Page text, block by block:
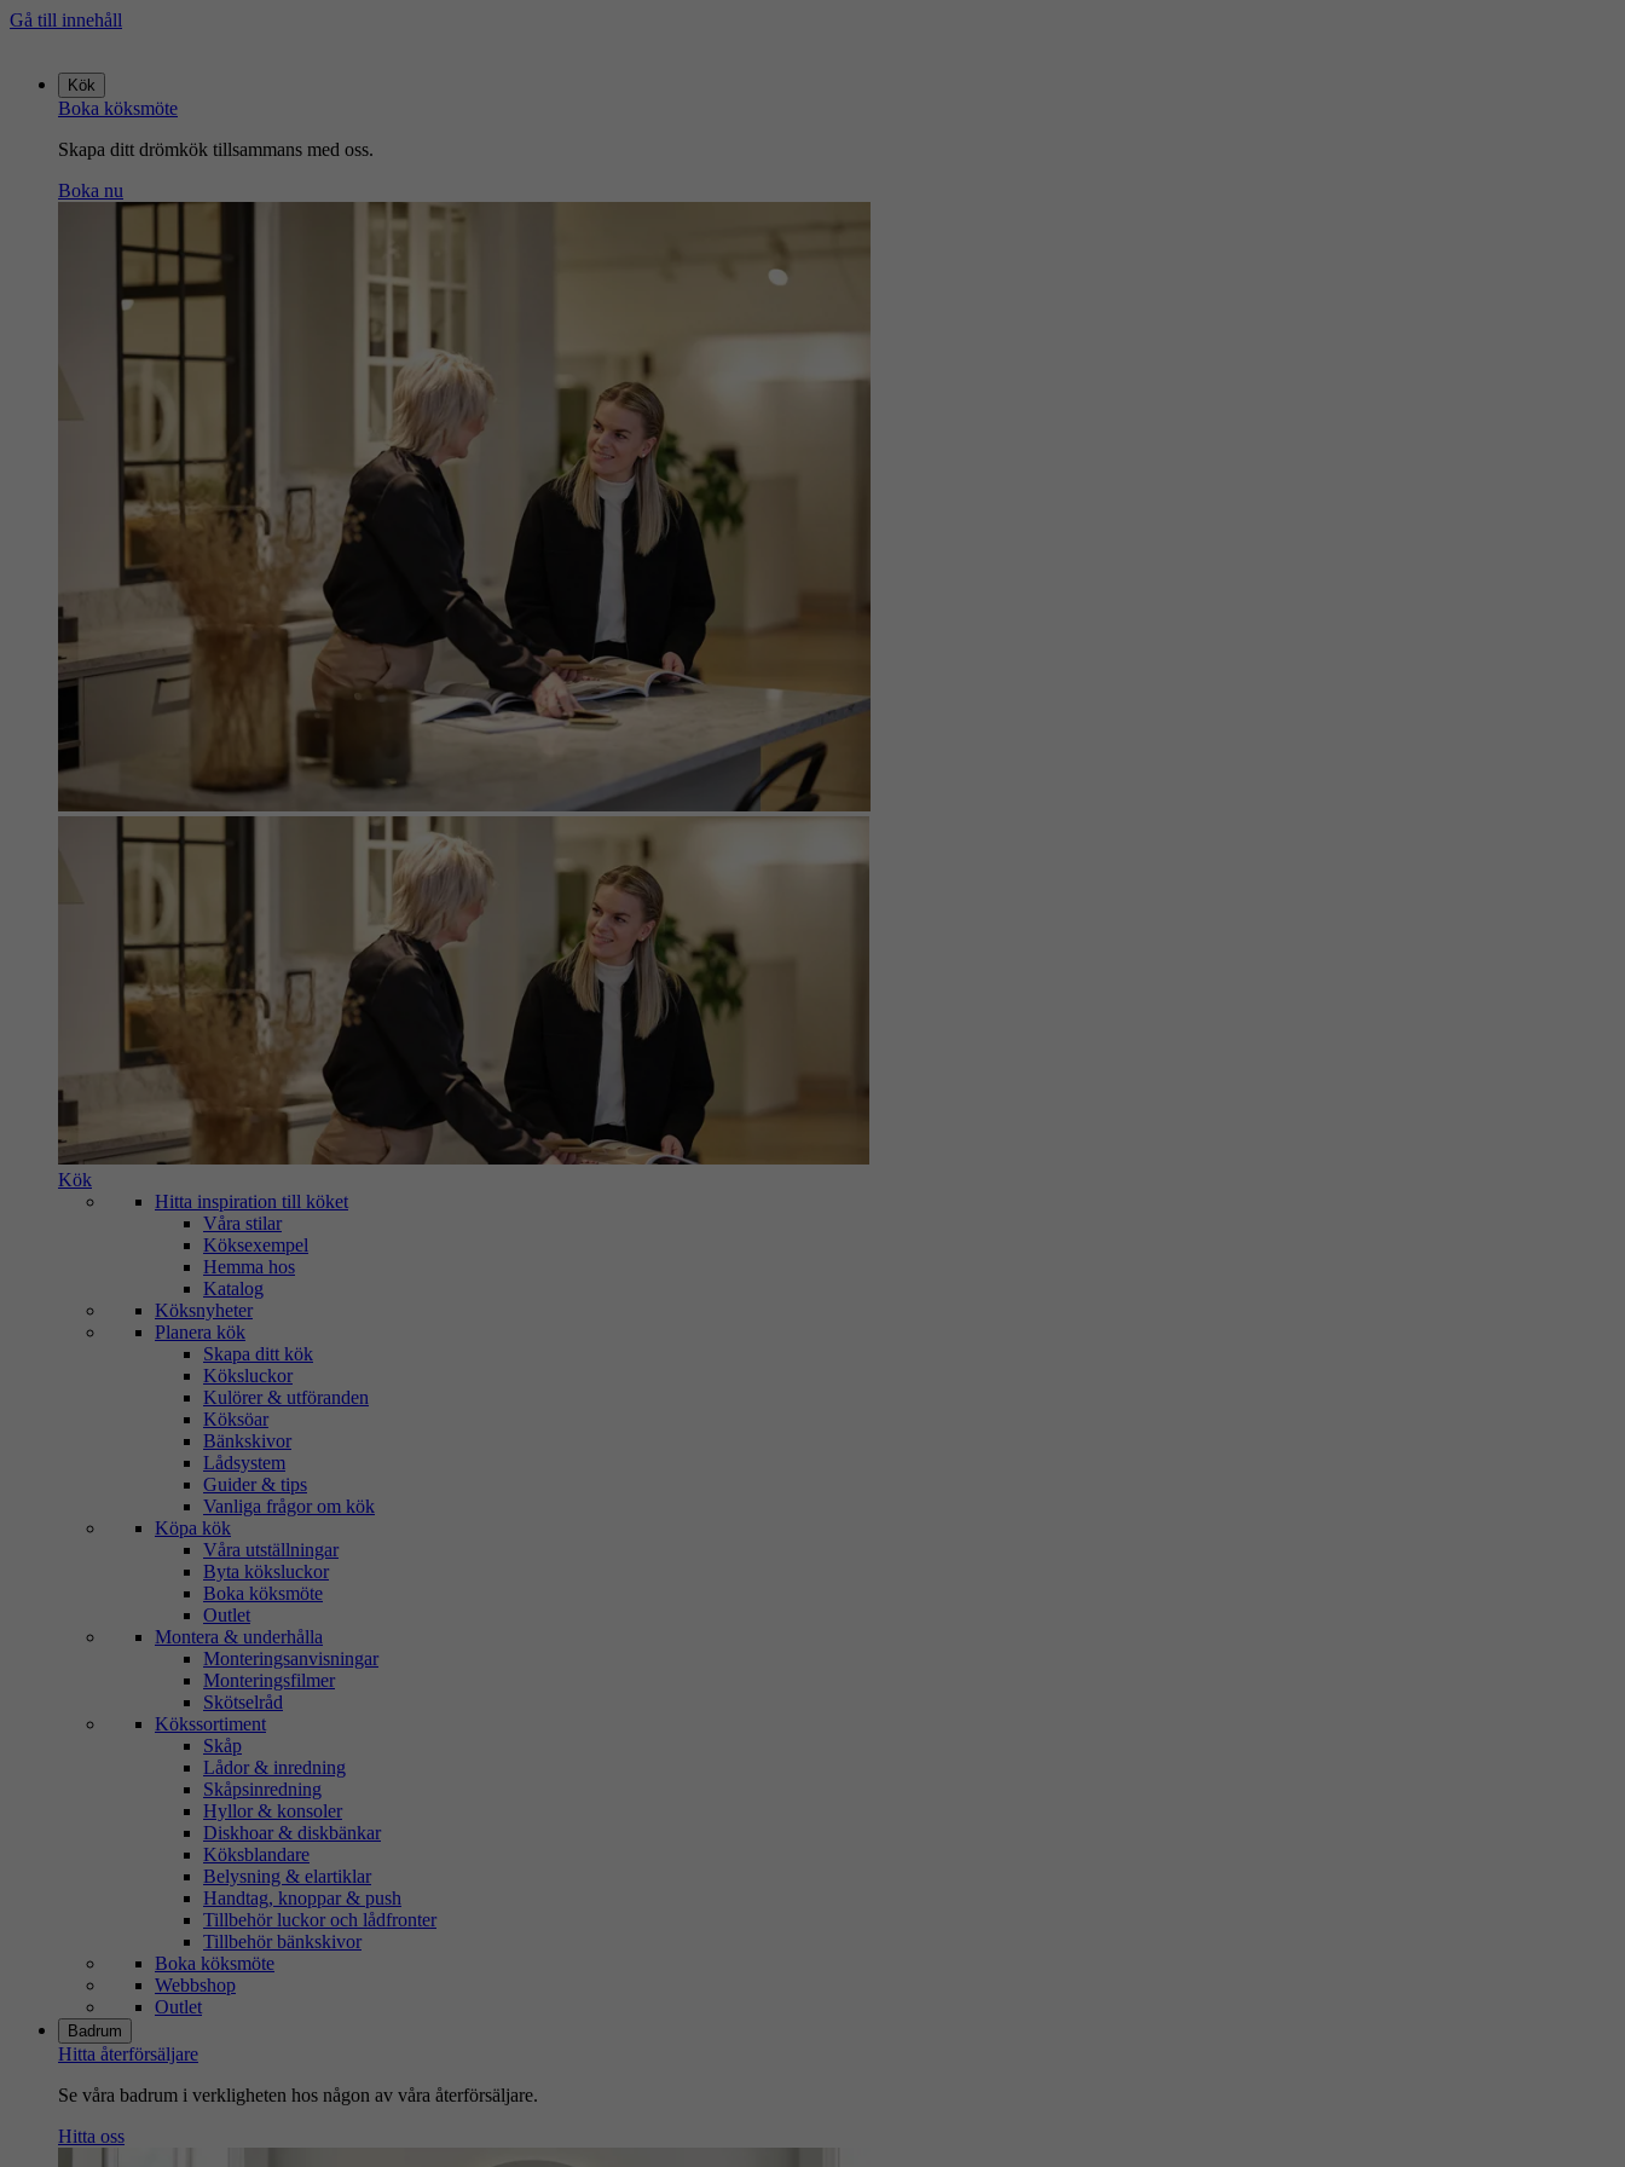
Gå till innehåll
startsidan
Kök
Boka köksmöte
Skapa ditt drömkök tillsammans med oss.
Boka nu
Kök
Hitta inspiration till köket
Våra stilar
Köksexempel
Hemma hos
Katalog
Köksnyheter
Planera kök
Skapa ditt kök
Köksluckor
Kulörer & utföranden
Köksöar
Bänkskivor
Lådsystem
Guider & tips
Vanliga frågor om kök
Köpa kök
Våra utställningar
Byta köksluckor
Boka köksmöte
Outlet
Montera & underhålla
Monteringsanvisningar
Monteringsfilmer
Skötselråd
Kökssortiment
Skåp
Lådor & inredning
Skåpsinredning
Hyllor & konsoler
Diskhoar & diskbänkar
Köksblandare
Belysning & elartiklar
Handtag, knoppar & push
Tillbehör luckor och lådfronter
Tillbehör bänkskivor
Boka köksmöte
Webbshop
Outlet
Badrum
Hitta återförsäljare
Se våra badrum i verkligheten hos någon av våra återförsäljare.
Hitta oss